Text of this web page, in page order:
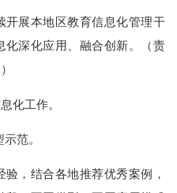
展本地区教育信息化管理干
化深化应用、融合创新。（责
化工作。
范。
，结合各地推荐优秀案例，